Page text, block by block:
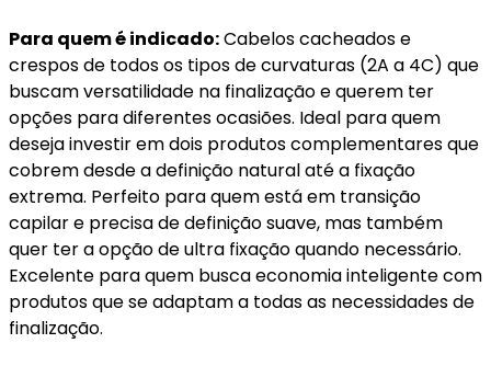
Para quem é indicado:Cabelos cacheados e
crespos de todos os tipos de curvaturas (2A a 4C) que
buscam versatilidade na finalização e querem ter
opções para diferentes ocasiões. Ideal para quem
deseja investir em dois produtos complementares que
cobrem desde a definição natural até a fixação
extrema. Perfeito para quem está em transição
capilar e precisa de definição suave, mas também
quer ter a opção de ultra fixação quando necessário.
Excelente para quem busca economia inteligente com
produtos que se adaptam a todas as necessidades de
finalização.